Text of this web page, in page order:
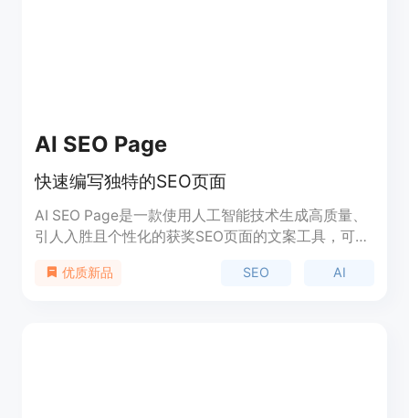
AI SEO Page
快速编写独特的SEO页面
AI SEO Page是一款使用人工智能技术生成高质量、
引人入胜且个性化的获奖SEO页面的文案工具，可帮
优质新品 SEO AI